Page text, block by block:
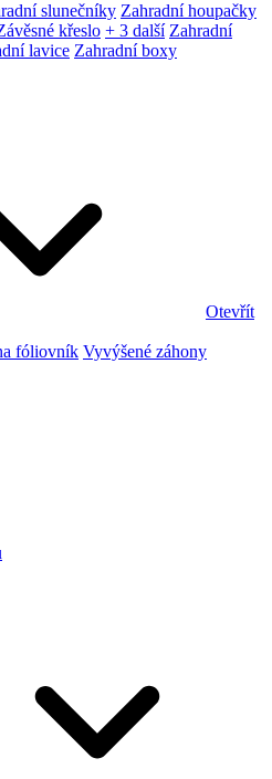
slunečníky Zahradní houpačky
křeslo + 3 další Zahradní
lavice Zahradní boxy
Otevřít
fóliovník Vyvýšené záhony